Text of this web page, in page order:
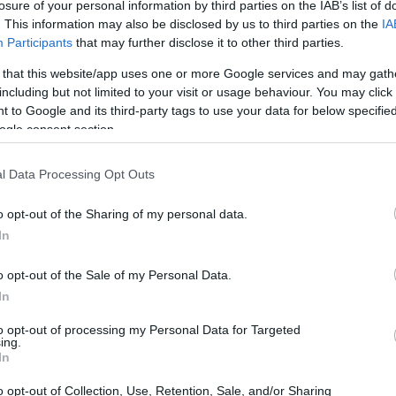
of your personal information by third parties on the IAB’s list of
This information may also be disclosed by us to third parties on the
Participants that may further disclose it to other third parties.
that this website/app uses one or more Google services and may
but not limited to your visit or usage behaviour. You may
to Google and its third-party tags to use your data for below
consent section.
Data Processing Opt Outs
opt-out of the Sharing of my personal data.
opt-out of the Sale of my Personal Data.
opt-out of processing my Personal Data for Targeted
opt-out of Collection, Use, Retention, Sale, and/or Sharing
δεν αγοράζει ποτέ έτοιμο φαγητό
δέκα χρόνια.
λόγος αγοράς είναι η έλλειψη
εξοικειωμένοι με τις λύσεις έτοιμου
να θεωρούν ότι μπορούν να
σημαντικά τη θέση τους
του 2016 καταγράφει σημαντικές
ως προς το σημείο αγοράς
την αισθητή ενίσχυση του
Συγκεκριμένα, το 29% των
14:26
14:16